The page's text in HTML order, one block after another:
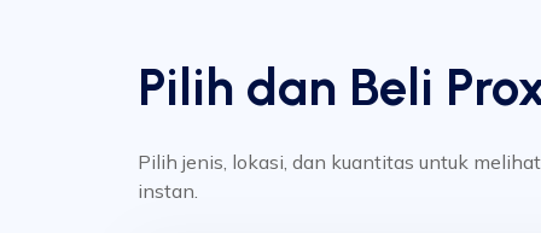
Pilih dan Beli
Pilih jenis, lokasi, dan kuantitas untuk
instan.